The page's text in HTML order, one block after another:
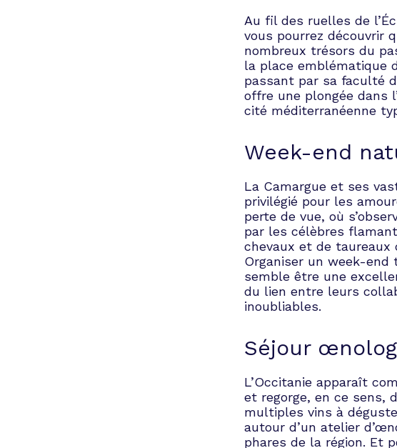
Au fil des ruelles de
vous pourrez découvrir
nombreux trésors du
la place emblématique
passant par sa faculté
offre une plongée dans
cité méditerranéenne
Week-end
La Camargue et ses
privilégié pour les
perte de vue, où
par les célèbres
chevaux et de
Organiser un week-
semble être une
du lien entre leurs
inoubliables.
Séjour
L’Occitanie apparaît
et regorge, en ce sens,
multiples vins à
autour d’un atelier
phares de la région. Et